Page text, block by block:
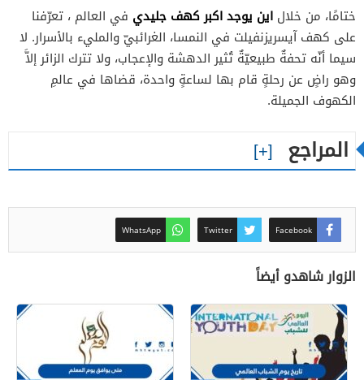
ختامًا، من خلال اين يوجد اكبر كهف جليدي في العالم ، تعرّفنا
على كهف آيسريزنفيلت في النمسا، الغرائبيّ والمليء بالأسرار. لا
سيما أنّه تحفةٌ طبيعيّةٌ تُثير الدهشة والإعجاب، ولا تترك الزائر إلاَّ
وهو راضٍ عن رحلةٍ قام بها لساعةٍ واحدة، قضاها في عالمِ
الكهوف الجميلة.
المراجع
Facebook
Twitter
WhatsApp
الزوار شاهدو أيضاً